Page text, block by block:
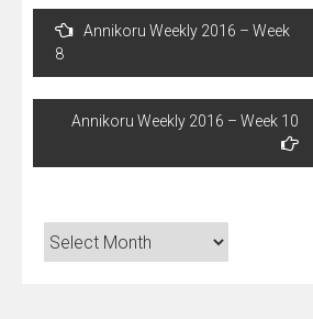
Post
navigation
Annikoru Weekly 2016 – Week
8
Annikoru Weekly 2016 – Week 10
Arhiiv